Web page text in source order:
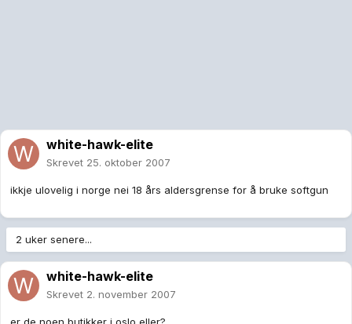
white-hawk-elite
Skrevet 25. oktober 2007
ikkje ulovelig i norge nei 18 års aldersgrense for å bruke softgun
2 uker senere...
white-hawk-elite
Skrevet 2. november 2007